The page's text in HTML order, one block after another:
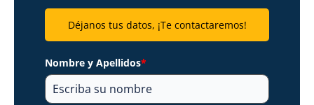
Déjanos tus datos, ¡Te contactaremos!
Nombre y Apellidos*